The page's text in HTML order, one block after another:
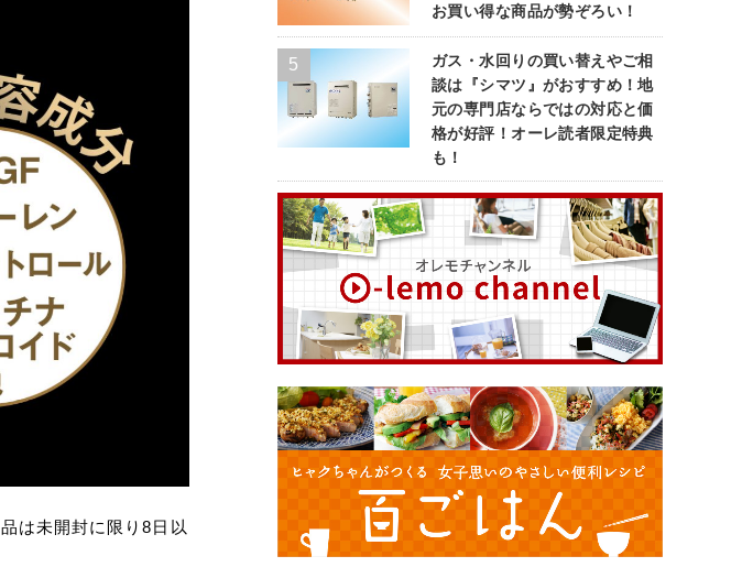
は未開封に限り8日以
お買い得な商品が勢ぞろい！
ガス・水回りの買い替えやご相
談は『シマツ』がおすすめ！地
元の専門店ならではの対応と価
格が好評！オーレ読者限定特典
も！